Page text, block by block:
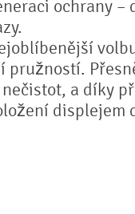
ochrany
pružností.
a díky
displejem